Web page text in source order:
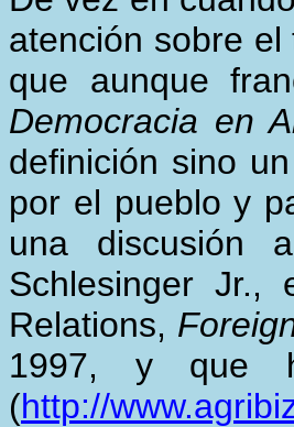
atención sobre
que aunque
Democracia en
definición sino
por el pueblo y
una discusión
Schlesinger Jr.,
Relations,
1997, y que
(http://